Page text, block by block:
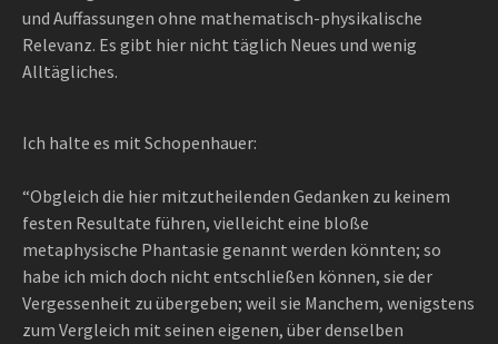
und Auffassungen ohne mathematisch-physikalische
Relevanz. Es gibt hier nicht täglich Neues und wenig
Alltägliches.
Ich halte es mit Schopenhauer:
“Obgleich die hier mitzutheilenden Gedanken zu keinem
festen Resultate führen, vielleicht eine bloße
metaphysische Phantasie genannt werden könnten; so
habe ich mich doch nicht entschließen können, sie der
Vergessenheit zu übergeben; weil sie Manchem, wenigstens
zum Vergleich mit seinen eigenen, über denselben